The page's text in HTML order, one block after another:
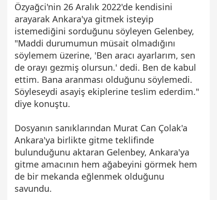
Özyağci'nin 26 Aralık 2022'de kendisini
arayarak Ankara'ya gitmek isteyip
istemediğini sorduğunu söyleyen Gelenbey,
"Maddi durumumun müsait olmadığını
söylemem üzerine, 'Ben aracı ayarlarım, sen
de orayı gezmiş olursun.' dedi. Ben de kabul
ettim. Bana aranması olduğunu söylemedi.
Söyleseydi asayiş ekiplerine teslim ederdim."
diye konuştu.
Dosyanın sanıklarından Murat Can Çolak'a
Ankara'ya birlikte gitme teklifinde
bulunduğunu aktaran Gelenbey, Ankara'ya
gitme amacının hem ağabeyini görmek hem
de bir mekanda eğlenmek olduğunu
savundu.